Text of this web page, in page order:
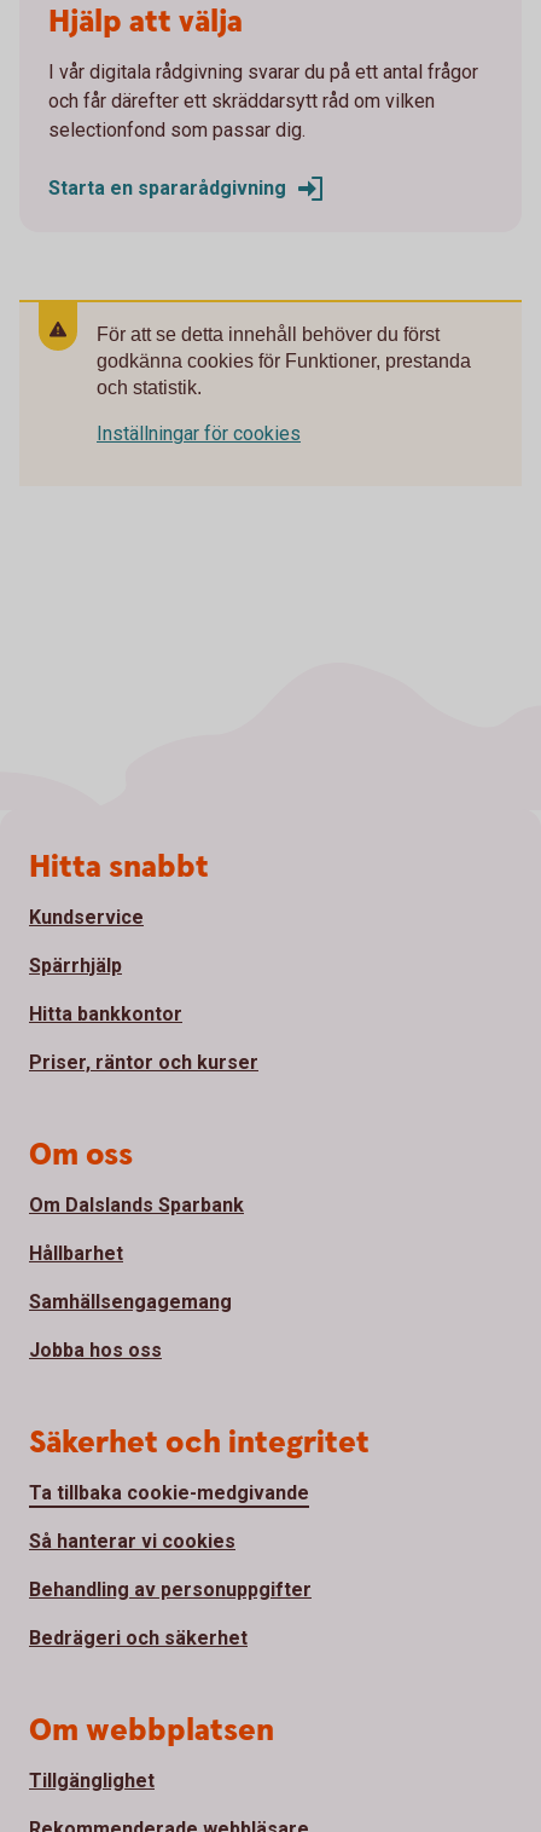
Hjälp att välja
I vår digitala rådgivning svarar du på ett antal frågor
och får därefter ett skräddarsytt råd om vilken
selectionfond som passar dig.
Starta en spararådgivning
För att se detta innehåll behöver du först
godkänna cookies för Funktioner, prestanda
och statistik.
Inställningar för cookies
Sidfot
Hitta snabbt
Kundservice
Spärrhjälp
Hitta bankkontor
Priser, räntor och kurser
Om oss
Om Dalslands Sparbank
Hållbarhet
Samhällsengagemang
Jobba hos oss
Säkerhet och integritet
Ta tillbaka cookie-medgivande
Så hanterar vi cookies
Behandling av personuppgifter
Bedrägeri och säkerhet
Om webbplatsen
Tillgänglighet